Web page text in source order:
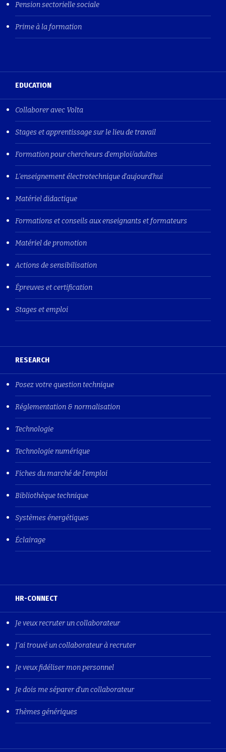
Pension sectorielle sociale
Prime à la formation
EDUCATION
Collaborer avec Volta
Stages et apprentissage sur le lieu de travail
Formation pour chercheurs d'emploi/adultes
L'enseignement électrotechnique d'aujourd'hui
Matériel didactique
Formations et conseils aux enseignants et formateurs
Matériel de promotion
Actions de sensibilisation
Épreuves et certification
Stages et emploi
RESEARCH
Posez votre question technique
Réglementation & normalisation
Technologie
Technologie numérique
Fiches du marché de l'emploi
Bibliothèque technique
Systèmes énergétiques
Éclairage
HR-CONNECT
Je veux recruter un collaborateur
J'ai trouvé un collaborateur à recruter
Je veux fidéliser mon personnel
Je dois me séparer d'un collaborateur
Thèmes génériques